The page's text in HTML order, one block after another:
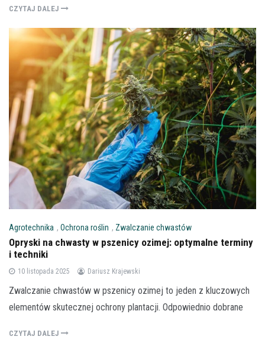
CZYTAJ DALEJ
Agrotechnika , Ochrona roślin , Zwalczanie chwastów
Opryski na chwasty w pszenicy ozimej: optymalne terminy
i techniki
10 listopada 2025 Dariusz Krajewski
Zwalczanie chwastów w pszenicy ozimej to jeden z kluczowych
elementów skutecznej ochrony plantacji. Odpowiednio dobrane
CZYTAJ DALEJ